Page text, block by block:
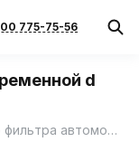
775-75-56
d
Инструмент для демонтажа масляного фильтра автомобиля.